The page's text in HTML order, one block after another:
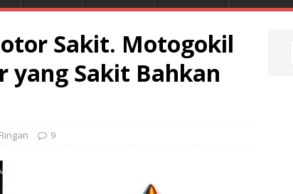
Sakit. Motogokil
yang Sakit Bahkan
9